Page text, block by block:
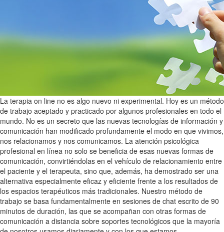
La terapia on line no es algo nuevo ni experimental. Hoy es un método
de trabajo aceptado y practicado por algunos profesionales en todo el
mundo. No es un secreto que las nuevas tecnologías de información y
comunicación han modificado profundamente el modo en que vivimos,
nos relacionamos y nos comunicamos. La atención psicológica
profesional en línea no solo se beneficia de esas nuevas formas de
comunicación, convirtiéndolas en el vehículo de relacionamiento entre
el paciente y el terapeuta, sino que, además, ha demostrado ser una
alternativa especialmente eficaz y eficiente frente a los resultados de
los espacios terapéuticos más tradicionales. Nuestro método de
trabajo se basa fundamentalmente en sesiones de chat escrito de 90
minutos de duración, las que se acompañan con otras formas de
comunicación a distancia sobre soportes tecnológicos que la mayoría